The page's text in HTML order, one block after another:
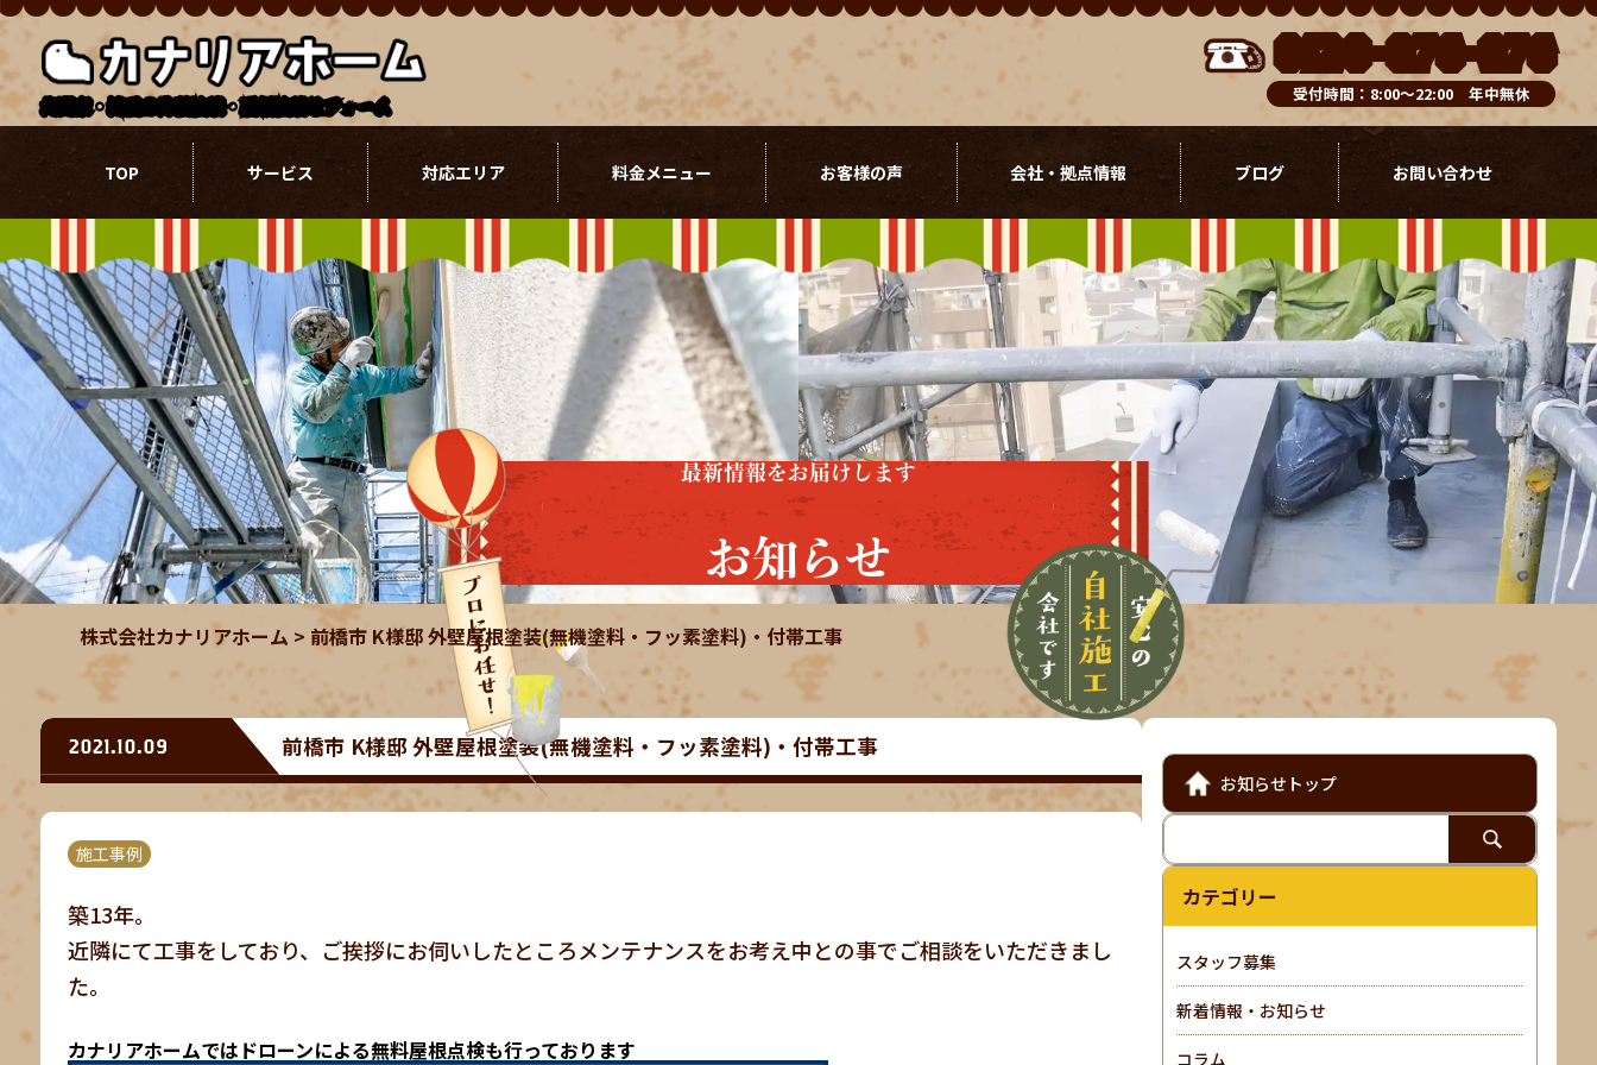
北関東・埼玉の外壁塗装・屋根塗装リフォーム
0120-076-976
受付時間：8:00～22:00 年中無休
TOP サービス 対応エリア 料金メニュー お客様の声 会社・拠点情報 ブログ お問い合わせ
最新情報をお届けします
お知らせ
株式会社カナリアホーム > 前橋市 K様邸 外壁屋根塗装(無機塗料・フッ素塗料)・付帯工事
2021.10.09 前橋市 K様邸 外壁屋根塗装(無機塗料・フッ素塗料)・付帯工事
施工事例
築13年。
近隣にて工事をしており、ご挨拶にお伺いしたところメンテナンスをお考え中との事でご相談をいただきまし
た。
カナリアホームではドローンによる無料屋根点検も行っております
お知らせトップ
カテゴリー
スタッフ募集
新着情報・お知らせ
コラム